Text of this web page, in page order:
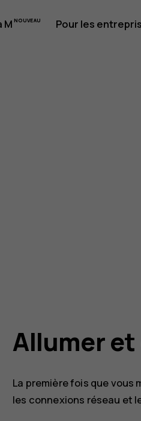
M Pour les
Allumer
La première fois que
les connexions réseau et